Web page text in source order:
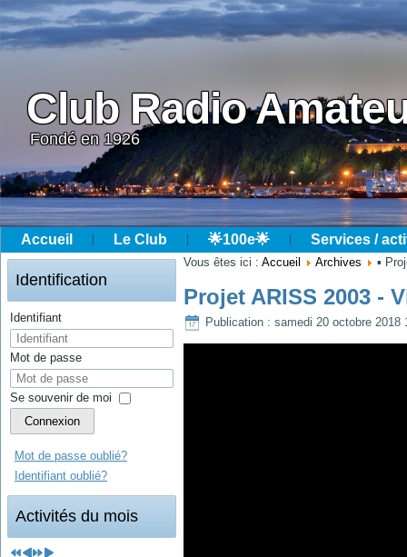
Club Radio
Fondé en 1926
Accueil Le Club 🌟100e🌟 Services /
Identification
Identifiant
Mot de passe
Se souvenir de moi
Connexion
Mot de passe oublié?
Identifiant oublié?
Activités du mois
Année
précédente
Mois
précédent
Année
suivante
Mois
suivant
Vous êtes ici : Accueil Archives ▪
Projet ARISS 2003 -
Publication : samedi 20 octobre 2018